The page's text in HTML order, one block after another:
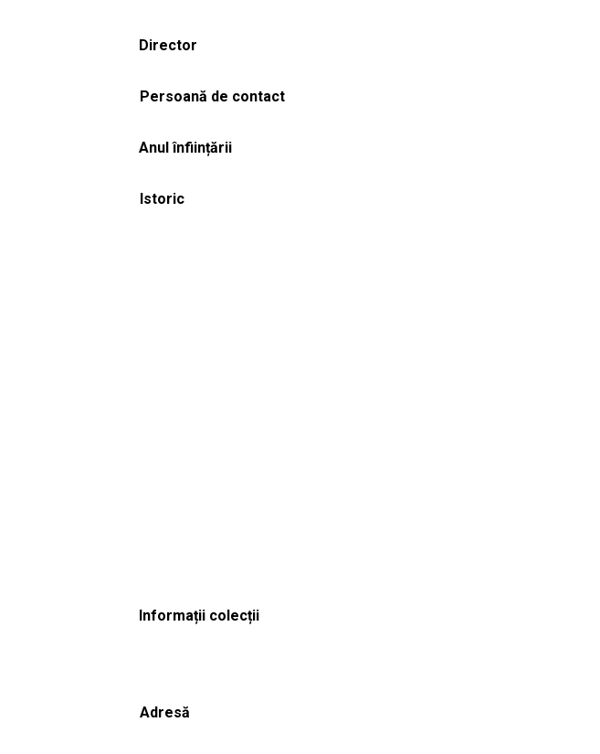
Director
Persoană de contact
Anul înființării
Istoric
Informații colecții
Adresă